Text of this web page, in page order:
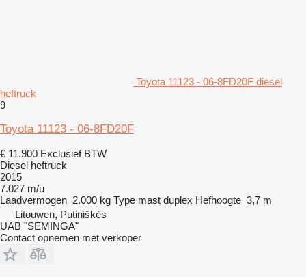
Toyota 11123 - 06-8FD20F diesel
heftruck
9
Toyota 11123 - 06-8FD20F
€ 11.900 Exclusief BTW
Diesel heftruck
2015
7.027 m/u
Laadvermogen 2.000 kg Type mast duplex Hefhoogte 3,7 m
Litouwen, Putiniškės
UAB "SEMINGA"
Contact opnemen met verkoper